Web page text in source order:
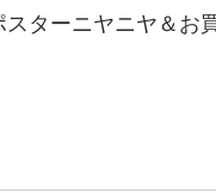
ターニヤニヤ＆お